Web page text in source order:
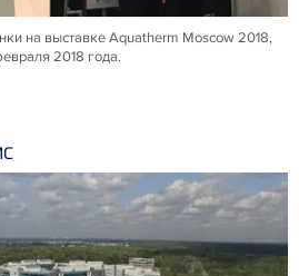
на выставке Aquatherm Moscow 2018,
2018 года.